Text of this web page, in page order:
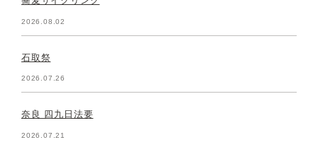
2026.08.02
石取祭
2026.07.26
奈良 四九日法要
2026.07.21